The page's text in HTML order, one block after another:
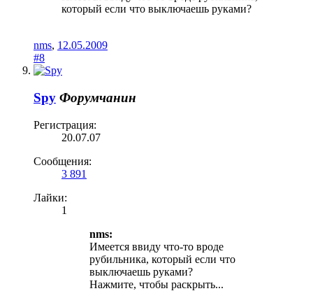
который если что выключаешь руками?
nms, 12.05.2009
#8
Spy Форумчанин
Регистрация:
20.07.07
Сообщения:
3 891
Лайки:
1
nms:
Имеется ввиду что-то вроде
рубильника, который если что
выключаешь руками?
Нажмите, чтобы раскрыть...